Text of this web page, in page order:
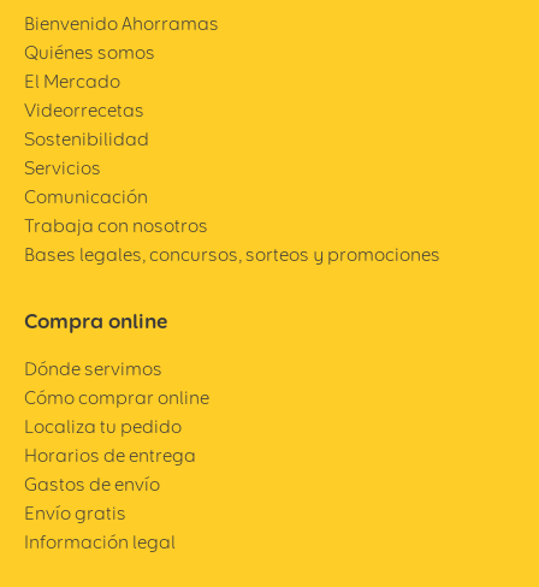
Bienvenido Ahorramas
Quiénes somos
El Mercado
Videorrecetas
Sostenibilidad
Servicios
Comunicación
Trabaja con nosotros
Bases legales, concursos, sorteos y promociones
Compra online
Dónde servimos
Cómo comprar online
Localiza tu pedido
Horarios de entrega
Gastos de envío
Envío gratis
Información legal